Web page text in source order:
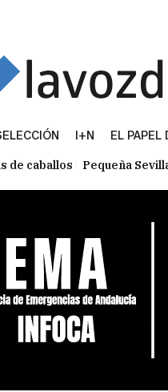
I+N EL PAPEL
de caballos Pequeña